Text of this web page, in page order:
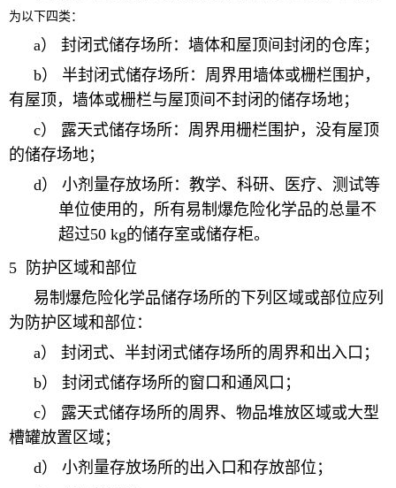
为以下四类：
a） 封闭式储存场所：墙体和屋顶间封闭的仓库；
b） 半封闭式储存场所：周界用墙体或栅栏围护，
有屋顶，墙体或栅栏与屋顶间不封闭的储存场地；
c） 露天式储存场所：周界用栅栏围护，没有屋顶
的储存场地；
d） 小剂量存放场所：教学、科研、医疗、测试等
单位使用的，所有易制爆危险化学品的总量不
超过50 kg的储存室或储存柜。
5
防护区域和部位
易制爆危险化学品储存场所的 下列区域或部位应列
为 防护区域和部位：
a） 封闭式、半封闭式储存场所的周界和出入口；
b） 封闭式储存场所的窗口和通风口；
c） 露天式储存场所的周界、物品堆放区域或大型
槽罐放置区域；
d） 小剂量存放场所的出入口和存放部位；